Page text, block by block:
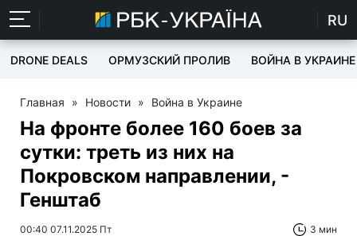
RU
DRONE DEALS ОРМУЗСКИЙ ПРОЛИВ ВОЙНА В УКРАИНЕ
Главная » Новости » Война в Украине
На фронте более 160 боев за
сутки: треть из них на
Покровском направлении, -
Генштаб
00:40 07.11.2025 Пт 3 мин